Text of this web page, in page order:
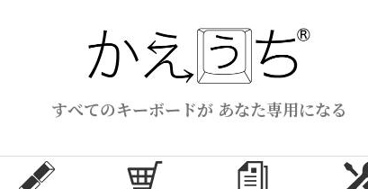
すべてのキーボードが あなた専用になる